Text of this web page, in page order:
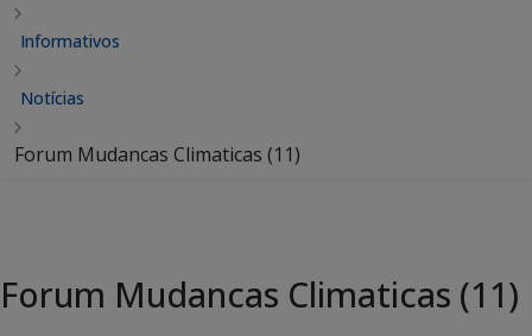
Informativos
Notícias
Forum Mudancas Climaticas (11)
Forum Mudancas Climaticas (11)